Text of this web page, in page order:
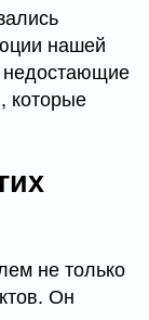
нашей
недостающие
которые
не только
Он